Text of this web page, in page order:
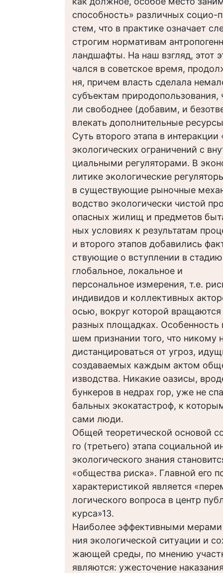
способность» различных социо-
стем, что в практике означает
строгим нормативам
ландшафты. На наш взгляд, этот
чался в советское время,
ня, причем власть сделала
субъектам
ли свободнее (добавим, и
влекать дополнительные
Суть второго этапа в
экологических ограничений с
циальными регуляторами. В
литике экологические
в существующие рыночные
водство экологически чистой
опасных жилищ и предметов
ных условиях к результатам
и второго этапов добавились
ствующие о вступлении в
глобальное, локальное и
персональное измерения, т.е.
индивидов и коллективных
осью, вокруг которой
разных площадках. Особенность
шем признании того, что никому
дистанцироваться от угроз,
создаваемых каждым актом
изводства. Никакие оазисы,
бункеров в недрах гор, уже не
бальных экокатастроф, к
сами люди.
Общей теоретической основой
го (третьего) этапа социальной
экологического знания
«общества риска». Главной его
характеристикой является
логического вопроса в центр
курса»13.
Наиболее эффективными
ния экологической ситуации и
жающей среды, по мнению
являются: ужесточение